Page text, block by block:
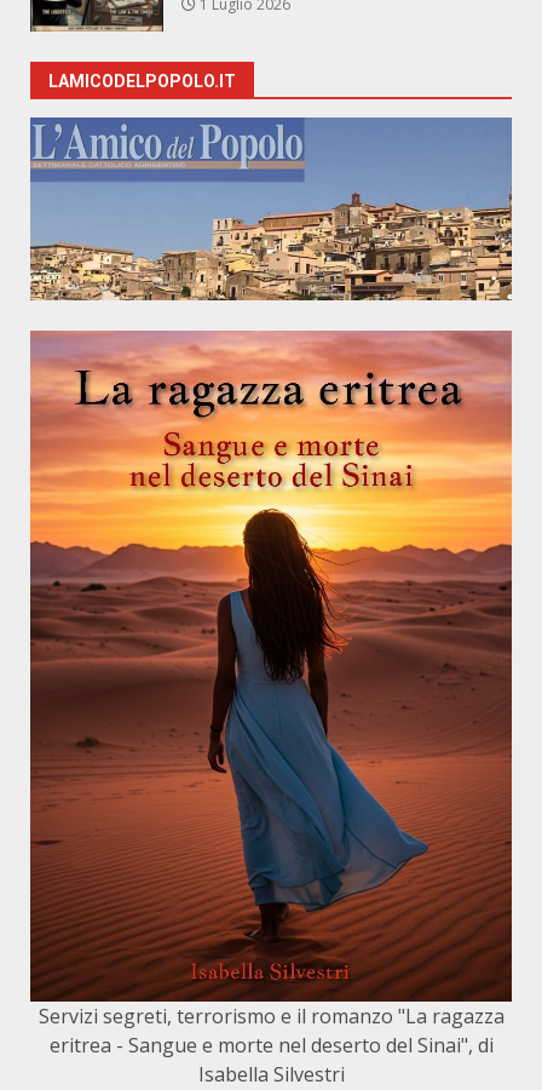
1 Luglio 2026
LAMICODELPOPOLO.IT
Servizi segreti, terrorismo e il romanzo "La ragazza
eritrea - Sangue e morte nel deserto del Sinai", di
Isabella Silvestri